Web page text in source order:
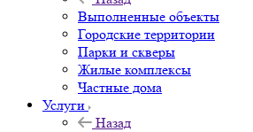
Выполненные объекты
Городские территории
Парки и скверы
Жилые комплексы
Частные дома
Услуги
Назад